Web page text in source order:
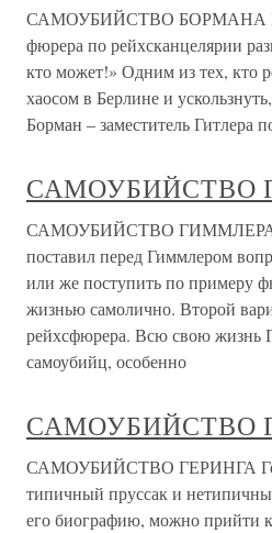
САМОУБИЙСТВО БОРМАНА
фюрера по рейхсканцелярии
кто может!» Одним из тех, кто
хаосом в Берлине и
Борман – заместитель Гитлера
САМОУБИЙСТВО
САМОУБИЙСТВО ГИММЛЕРА
поставил перед Гиммлером
или же поступить по примеру
жизнью самолично. Второй
рейхсфюрера. Всю свою жизнь
самоубийц, особенно
САМОУБИЙСТВО
САМОУБИЙСТВО ГЕРИНГА
типичный пруссак и
его биографию, можно прийти